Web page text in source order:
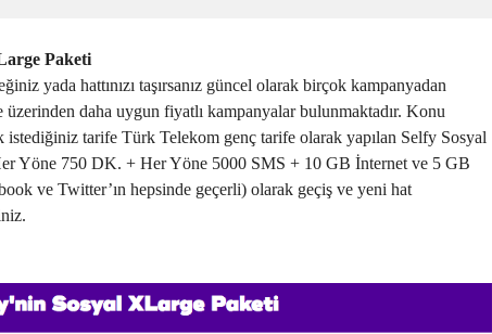
Paketi
yada hattınızı taşırsanız güncel olarak birçok kampanyadan
daha uygun fiyatlı kampanyalar bulunmaktadır. Konu
istediğiniz tarife Türk Telekom genç tarife olarak yapılan Selfy Sosyal
Yöne 750 DK. + Her Yöne 5000 SMS + 10 GB İnternet ve 5 GB
ve Twitter’ın hepsinde geçerli) olarak geçiş ve yeni hat